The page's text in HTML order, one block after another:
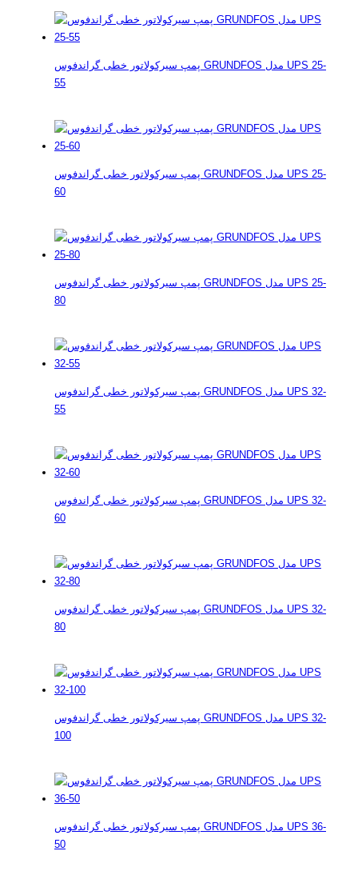
پمپ سیرکولاتور خطی گراندفوس GRUNDFOS مدل UPS 25-
55
پمپ سیرکولاتور خطی گراندفوس GRUNDFOS مدل UPS 25-
60
پمپ سیرکولاتور خطی گراندفوس GRUNDFOS مدل UPS 25-
80
پمپ سیرکولاتور خطی گراندفوس GRUNDFOS مدل UPS 32-
55
پمپ سیرکولاتور خطی گراندفوس GRUNDFOS مدل UPS 32-
60
پمپ سیرکولاتور خطی گراندفوس GRUNDFOS مدل UPS 32-
80
پمپ سیرکولاتور خطی گراندفوس GRUNDFOS مدل UPS 32-
100
پمپ سیرکولاتور خطی گراندفوس GRUNDFOS مدل UPS 36-
50